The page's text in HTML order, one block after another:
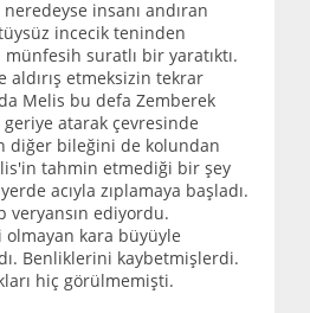
insanı andıran
incecik teninden
suratlı bir yaratıktı.
aldırış etmeksizin tekrar
Melis bu defa Zemberek
geriye atarak çevresinde
diğer bileğini de kolundan
tahmin etmediği bir şey
acıyla zıplamaya başladı.
veryansın ediyordu.
kara büyüyle
Benliklerini kaybetmişlerdi.
hiç görülmemişti.